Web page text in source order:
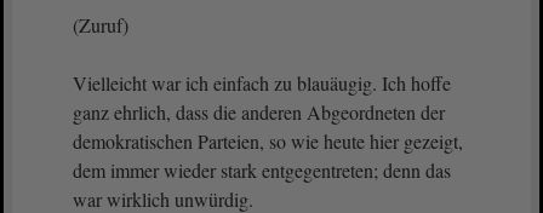
(Zuruf)
Vielleicht war ich einfach zu blauäugig. Ich hoffe
ganz ehrlich, dass die anderen Abgeordneten der
demokratischen Parteien, so wie heute hier gezeigt,
dem immer wieder stark entgegentreten; denn das
war wirklich unwürdig.